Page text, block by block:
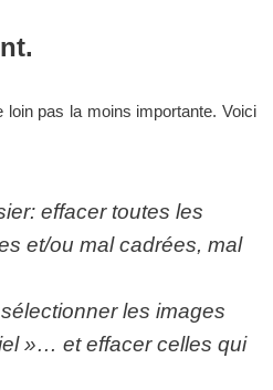
loin pas la moins importante. Voici
effacer toutes les
et/ou mal cadrées, mal
les images
»… et effacer celles qui